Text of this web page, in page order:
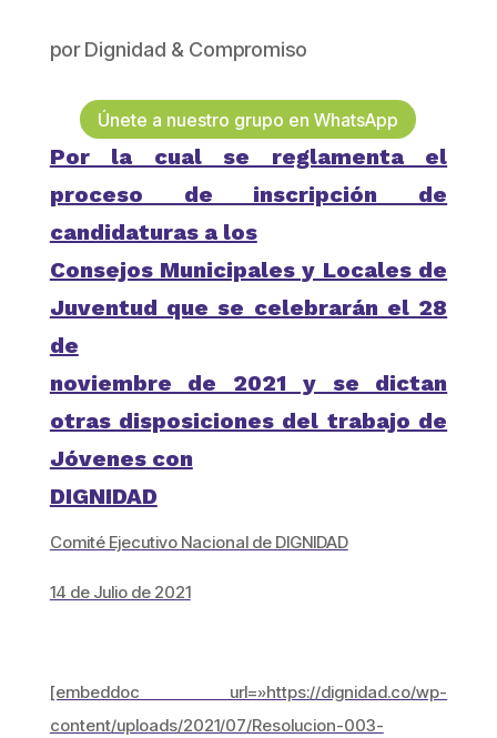
porDignidad & Compromiso
Únete a nuestro grupo en WhatsApp
Por la cual se reglamenta el
proceso de inscripción de
candidaturas a los
Consejos Municipales y Locales de
Juventud que se celebrarán el 28
de
noviembre de 2021 y se dictan
otras disposiciones del trabajo de
Jóvenes con
DIGNIDAD
Comité Ejecutivo Nacional de DIGNIDAD
14 de Julio de 2021
[embeddoc url=»https://dignidad.co/wp-
content/uploads/2021/07/Resolucion-003-